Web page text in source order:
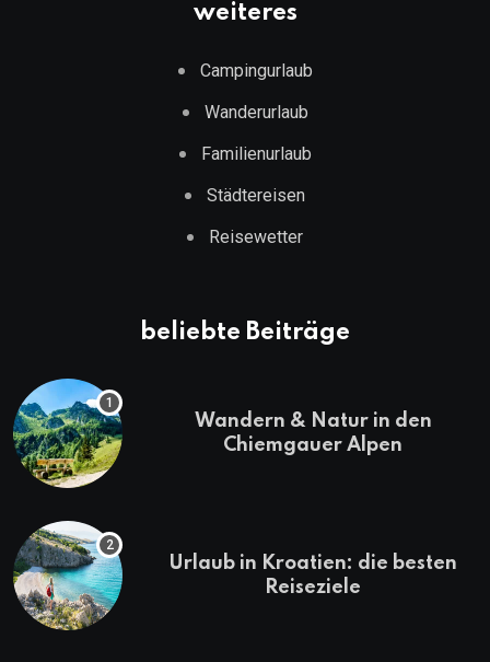
weiteres
Campingurlaub
Wanderurlaub
Familienurlaub
Städtereisen
Reisewetter
beliebte Beiträge
Wandern & Natur in den
Chiemgauer Alpen
Urlaub in Kroatien: die besten
Reiseziele